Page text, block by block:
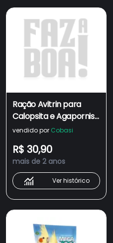
Ração Avitrin para
Calopsita e Agapornis
Coveli
vendido por Cobasi
R$ 30,90
mais de 2 anos
Ver histórico